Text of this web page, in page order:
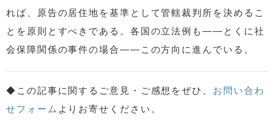
れば、原告の居住地を基準として管轄裁判所を決めるこ
とを原則とすべきである。各国の立法例も――とくに社
会保障関係の事件の場合――この方向に進んでいる。
◆この記事に関するご意見・ご感想をぜひ、 お問い合わ
せフォーム よりお寄せください。